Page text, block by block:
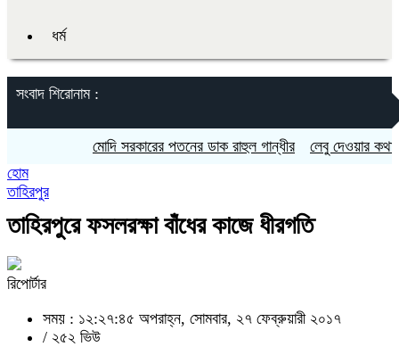
ধর্ম
সংবাদ শিরোনাম :
মোদি সরকারের পতনের ডাক রাহুল গান্ধীর লেবু দেওয়ার কথা বলে
হোম
তাহিরপুর
তাহিরপুরে ফসলরক্ষা বাঁধের কাজে ধীরগতি
রিপোর্টার
সময় : ১২:২৭:৪৫ অপরাহ্ন, সোমবার, ২৭ ফেব্রুয়ারী ২০১৭
/ ২৫২ ভিউ